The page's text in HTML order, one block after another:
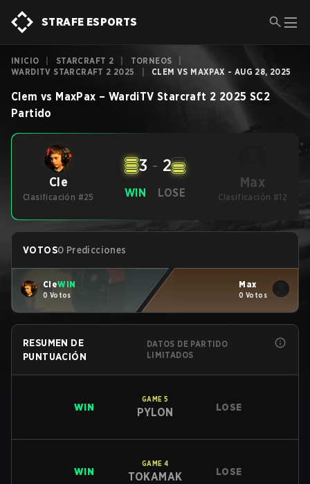
STRAFE ESPORTS
INICIO STARCRAFT 2 TORNEOS
WARDITV STARCRAFT 2 2025
CLEM VS MAXPAX - AUG 28, 2025
Clem vs MaxPax – WardiTV Starcraft 2 2025 SC2
Partido
Cle
Clasificación #25 WIN
3 - 2
LOSE
Max
Clasificación #12
VOTOS0 Predicciones
CleWIN
0 Votos
Max
0 Votos
RESUMEN DE
PUNTUACIÓN
DATOS DE PARTIDO
LIMITADOS
WIN
GAME 5
PYLON LOSE
WIN
GAME 4
TOKAMAK LOSE